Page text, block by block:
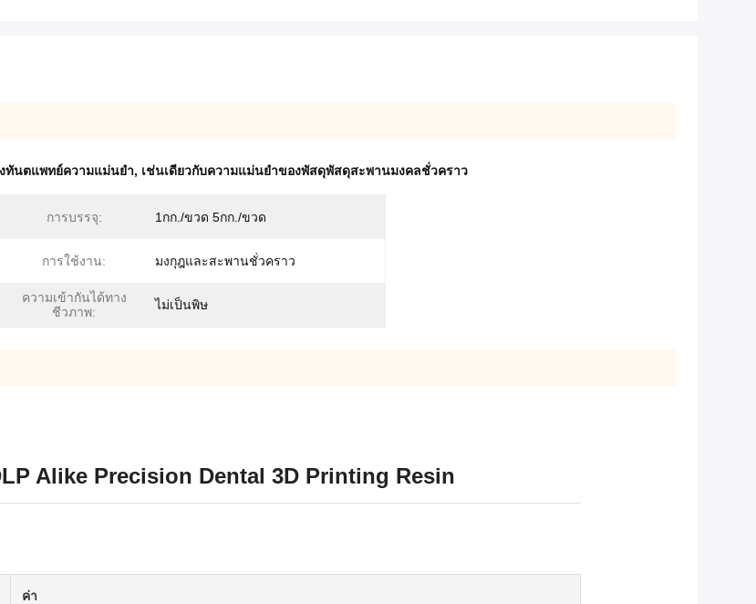
ทันตแพทย์ความแม่นยํา, เช่นเดียวกับความแม่นยําของพัสดุพัสดุสะพานมงคลชั่วคราว
การบรรจุ: 1กก./ขวด 5กก./ขวด
การใช้งาน: มงกุฎและสะพานชั่วคราว
ความเข้ากันได้ทาง
ชีวภาพ:
ไม่เป็นพิษ
Alike Precision Dental 3D Printing Resin
ค่า